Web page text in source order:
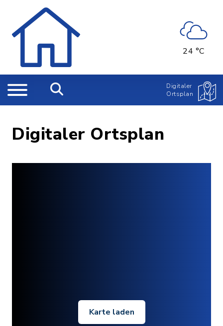
24 °C
Digitaler
Ortsplan
Digitaler Ortsplan
Karte laden